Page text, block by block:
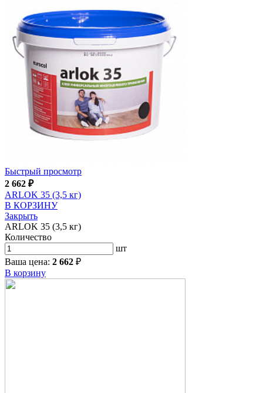
Быстрый просмотр
2 662 ₽
ARLOK 35 (3,5 кг)
В КОРЗИНУ
Закрыть
ARLOK 35 (3,5 кг)
Количество
шт
Ваша цена: 2 662 ₽
В корзину